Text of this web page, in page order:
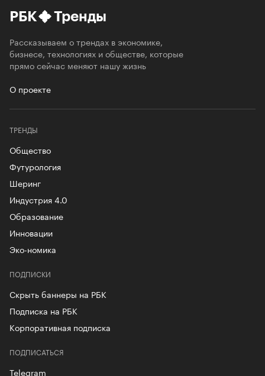
РБК Тренды
Рассказываем о трендах в экономике,
бизнесе, технологиях и обществе, которые
прямо сейчас меняют нашу жизнь
О проекте
ТРЕНДЫ
Общество
Футурология
Шеринг
Индустрия 4.0
Образование
Инновации
Эко-номика
ПОДПИСКИ
Скрыть баннеры на РБК
Подписка на РБК
Корпоративная подписка
ПОДПИСАТЬСЯ
Telegram